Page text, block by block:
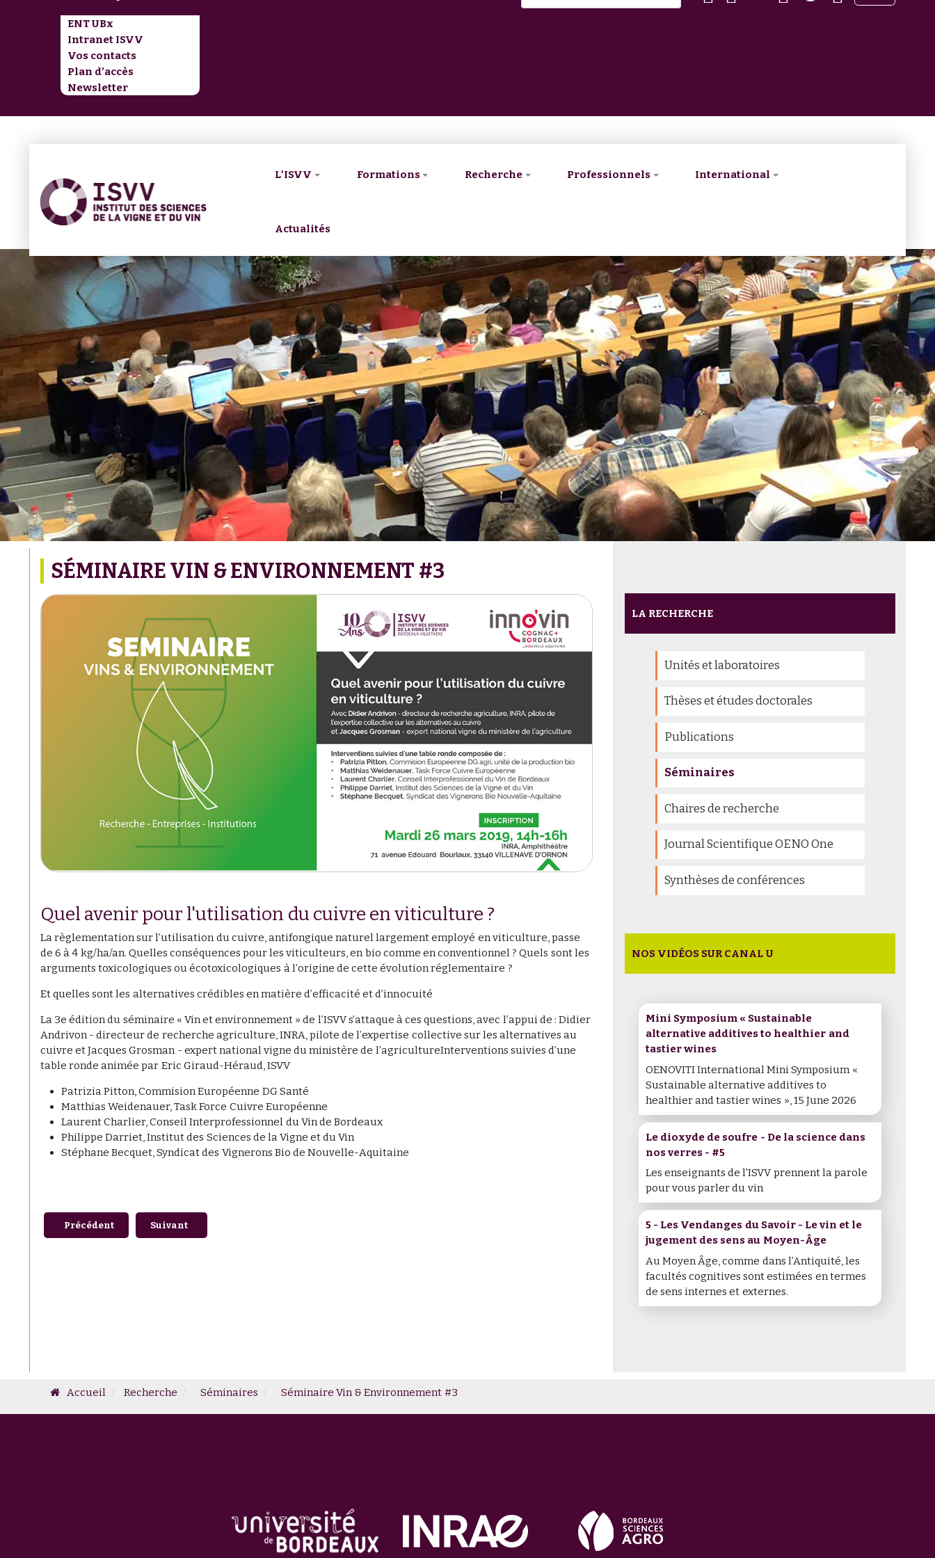
ENT UBx
Intranet ISVV
Vos contacts
Plan d’accès
Newsletter
L'ISVV Formations Recherche Professionnels International
Actualités
SÉMINAIRE VIN & ENVIRONNEMENT #3
Quel avenir pour l'utilisation du cuivre en viticulture ?
La règlementation sur l’utilisation du cuivre, antifongique naturel largement employé en viticulture, passe
de 6 à 4 kg/ha/an. Quelles conséquences pour les viticulteurs, en bio comme en conventionnel ? Quels sont les
arguments toxicologiques ou écotoxicologiques à l’origine de cette évolution réglementaire ?
Et quelles sont les alternatives crédibles en matière d’efficacité et d’innocuité
La 3e édition du séminaire « Vin et environnement » de l’ISVV s’attaque à ces questions, avec l’appui de : Didier
Andrivon - directeur de recherche agriculture, INRA, pilote de l’expertise collective sur les alternatives au
cuivre et Jacques Grosman - expert national vigne du ministère de l’agricultureInterventions suivies d’une
table ronde animée par Eric Giraud-Héraud, ISVV
Patrizia Pitton, Commision Européenne DG Santé
Matthias Weidenauer, Task Force Cuivre Européenne
Laurent Charlier, Conseil Interprofessionnel du Vin de Bordeaux
Philippe Darriet, Institut des Sciences de la Vigne et du Vin
Stéphane Becquet, Syndicat des Vignerons Bio de Nouvelle-Aquitaine
Article précédent : Séminaire Vins & Environnement #4
Précédent Article suivant : Séminaire Vins & Consommateurs #6
Suivant
LA RECHERCHE
Unités et laboratoires
Thèses et études doctorales
Publications
Séminaires
Chaires de recherche
Journal Scientifique OENO One
Synthèses de conférences
NOS VIDÉOS SUR CANAL U
Mini Symposium « Sustainable
alternative additives to healthier and
tastier wines
OENOVITI International Mini Symposium «
Sustainable alternative additives to
healthier and tastier wines », 15 June 2026
Le dioxyde de soufre - De la science dans
nos verres - #5
Les enseignants de l'ISVV prennent la parole
pour vous parler du vin
5 - Les Vendanges du Savoir - Le vin et le
jugement des sens au Moyen-Âge
Au Moyen Âge, comme dans l’Antiquité, les
facultés cognitives sont estimées en termes
de sens internes et externes.
Accueil Recherche Séminaires Séminaire Vin & Environnement #3